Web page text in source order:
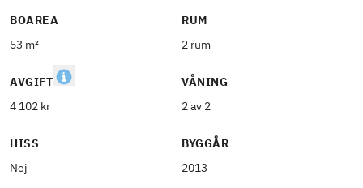
BOAREA
53 m²
RUM
2 rum
AVGIFT
4 102 kr
VÅNING
2 av 2
HISS
Nej
BYGGÅR
2013